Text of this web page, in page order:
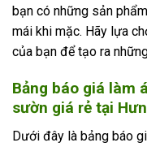
bạn có những sản
mái khi mặc. Hãy lựa
của bạn để tạo ra
Bảng báo giá làm
sườn giá rẻ tại
Dưới đây là bảng báo